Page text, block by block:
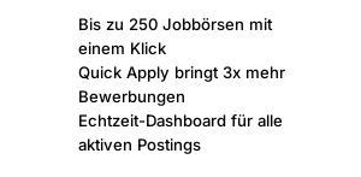
Bis zu 250 Jobbörsen mit
einem Klick
Quick Apply bringt 3x mehr
Bewerbungen
Echtzeit-Dashboard für alle
aktiven Postings